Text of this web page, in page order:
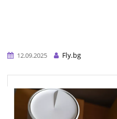
12.09.2025
Fly.bg